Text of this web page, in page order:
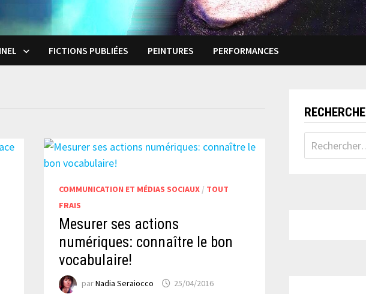
FICTIONS PUBLIÉES PEINTURES PERFORMANCES
COMMUNICATION ET MÉDIAS SOCIAUX/ TOUT
FRAIS
Mesurer ses actions
numériques: connaître le bon
vocabulaire!
parNadia Seraiocco 25/04/2016
RECHERCHE
Rechercher :